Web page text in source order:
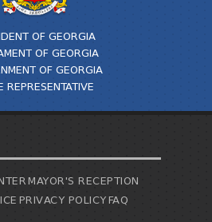
OF GEORGIA
OF GEORGIA
OF GEORGIA
REPRESENTATIVE
MAYOR'S RECEPTION
PRIVACY POLICYFAQ